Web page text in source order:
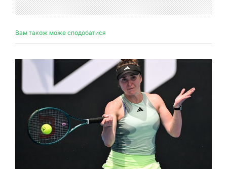
Вам також може сподобатися